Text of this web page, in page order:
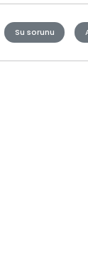
Su sorunu